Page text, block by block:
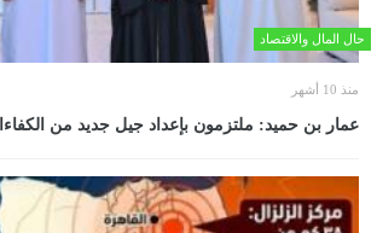
حال المال والاقتصاد
منذ 10 أشهر
عمار بن حميد: ملتزمون بإعداد جيل جديد من